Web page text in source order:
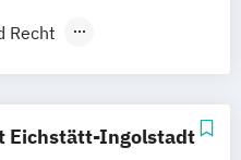
Recht
Eichstätt-Ingolstadt